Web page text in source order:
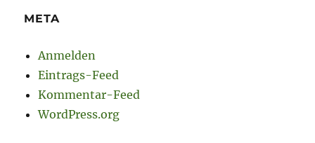
META
Anmelden
Eintrags-Feed
Kommentar-Feed
WordPress.org